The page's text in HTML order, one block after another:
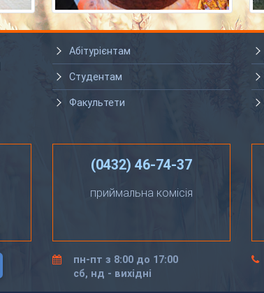
Абітурієнтам
Студентам
Факультети
(0432) 46-74-37
приймальна комісія
пн-пт з 8:00 до 17:00
сб, нд - вихідні